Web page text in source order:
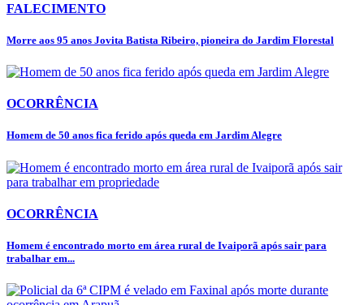
FALECIMENTO
Morre aos 95 anos Jovita Batista Ribeiro, pioneira do Jardim Florestal
OCORRÊNCIA
Homem de 50 anos fica ferido após queda em Jardim Alegre
OCORRÊNCIA
Homem é encontrado morto em área rural de Ivaiporã após sair para
trabalhar em...